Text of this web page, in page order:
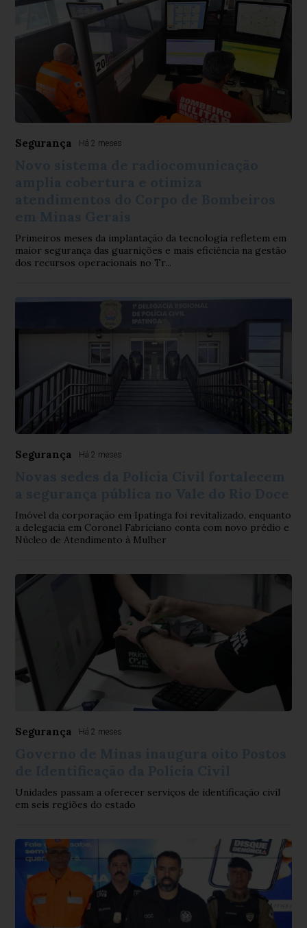
Segurança Há 2 meses
Primeiros meses da implantação da tecnologia refletem em
maior segurança das guarnições e mais eficiência na gestão
dos recursos operacionais no Tr...
Segurança Há 2 meses
Imóvel da corporação em Ipatinga foi revitalizado, enquanto
a delegacia em Coronel Fabriciano conta com novo prédio e
Núcleo de Atendimento à Mulher
Segurança Há 2 meses
Unidades passam a oferecer serviços de identificação civil
em seis regiões do estado